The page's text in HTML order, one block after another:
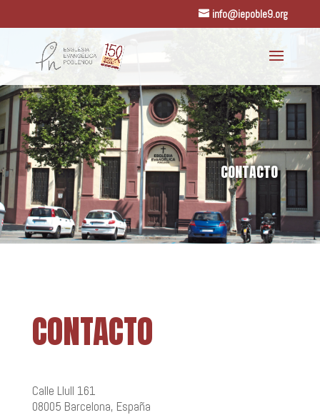
info@iepoble9.org
CONTACTO
CONTACTO
Calle Llull 161
08005 Barcelona, España